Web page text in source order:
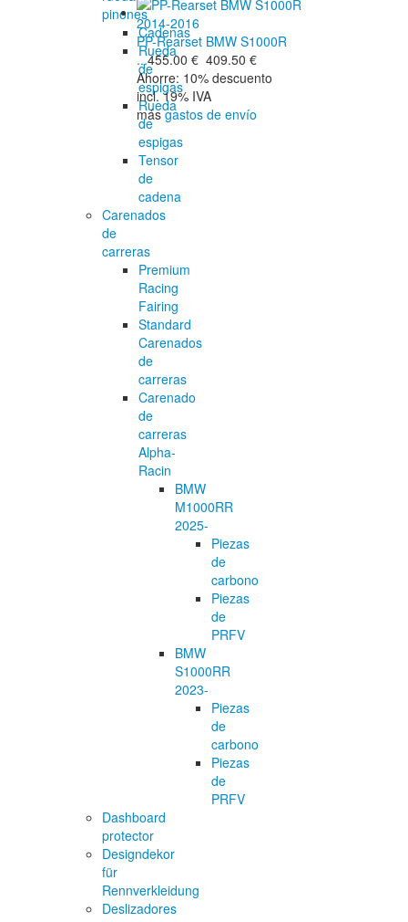
pinones
Cadenas
Rueda
de
espigas
Rueda
de
espigas
Tensor
de
cadena
Carenados
de
carreras
Premium
Racing
Fairing
Standard
Carenados
de
carreras
Carenado
de
carreras
Alpha-
Racin
BMW
M1000RR
2025-
Piezas
de
carbono
Piezas
de
PRFV
BMW
S1000RR
2023-
Piezas
de
carbono
Piezas
de
PRFV
Dashboard
protector
Designdekor
für
Rennverkleidung
Deslizadores
PP-Rearset BMW S1000R
...455.00 € 409.50 €
Ahorre: 10% descuento
incl. 19% IVA
másgastos de envío